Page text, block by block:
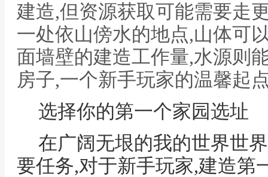
建造,但资源获取可能需要走
一处依山傍水的地点,山体可
面墙壁的建造工作量,水源则
房子,一个新手玩家的温馨起
选择你的第一个家园选址
在广阔无垠的我的世界世
要任务,对于新手玩家,建造第